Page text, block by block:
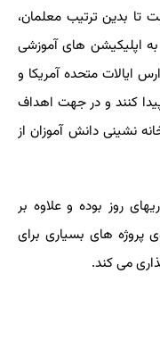
تا بدین ترتیب معلمان،
به اپلیكیشن های آموزشی
بهترین مدارس ایالات متحده آمریكا و
كنند و در جهت اهداف
نشینی دانش آموزان از
روز بوده و علاوه بر
پروژه های بسیاری برای
می كند.